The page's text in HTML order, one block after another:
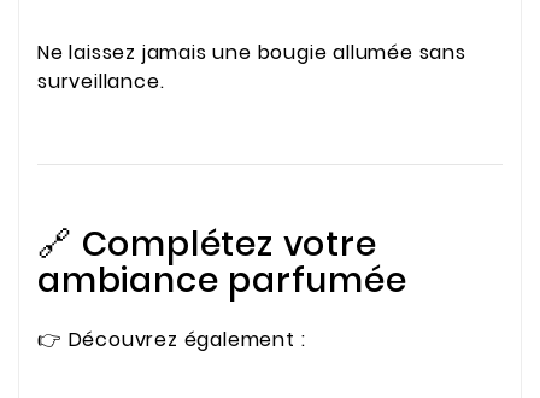
Ne laissez jamais une bougie allumée sans
surveillance.
🔗 Complétez votre
ambiance parfumée
👉 Découvrez également :